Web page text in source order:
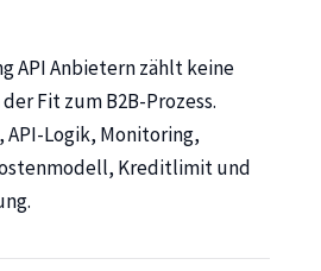
API Anbietern zählt keine
Fit zum B2B-Prozess.
API-Logik, Monitoring,
Kreditlimit und